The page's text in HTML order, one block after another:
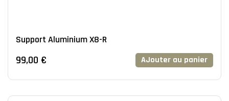
Support Aluminium X8-R
99,00 € AJouter au panier